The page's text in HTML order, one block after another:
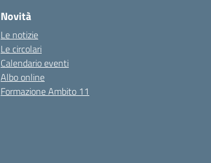
Novità
Le notizie
Le circolari
Calendario eventi
Albo online
Formazione Ambito 11